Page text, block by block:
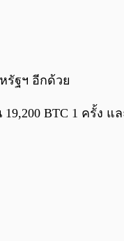
รัฐฯ อีกด้วย
BTC 1 ครั้ง แ